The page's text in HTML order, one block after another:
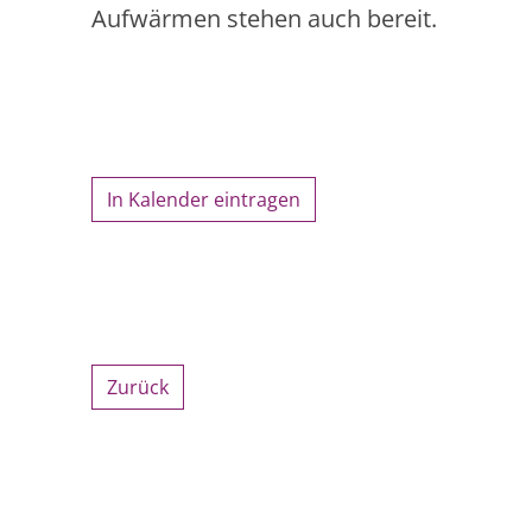
Aufwärmen stehen auch bereit.
In Kalender eintragen
Zurück